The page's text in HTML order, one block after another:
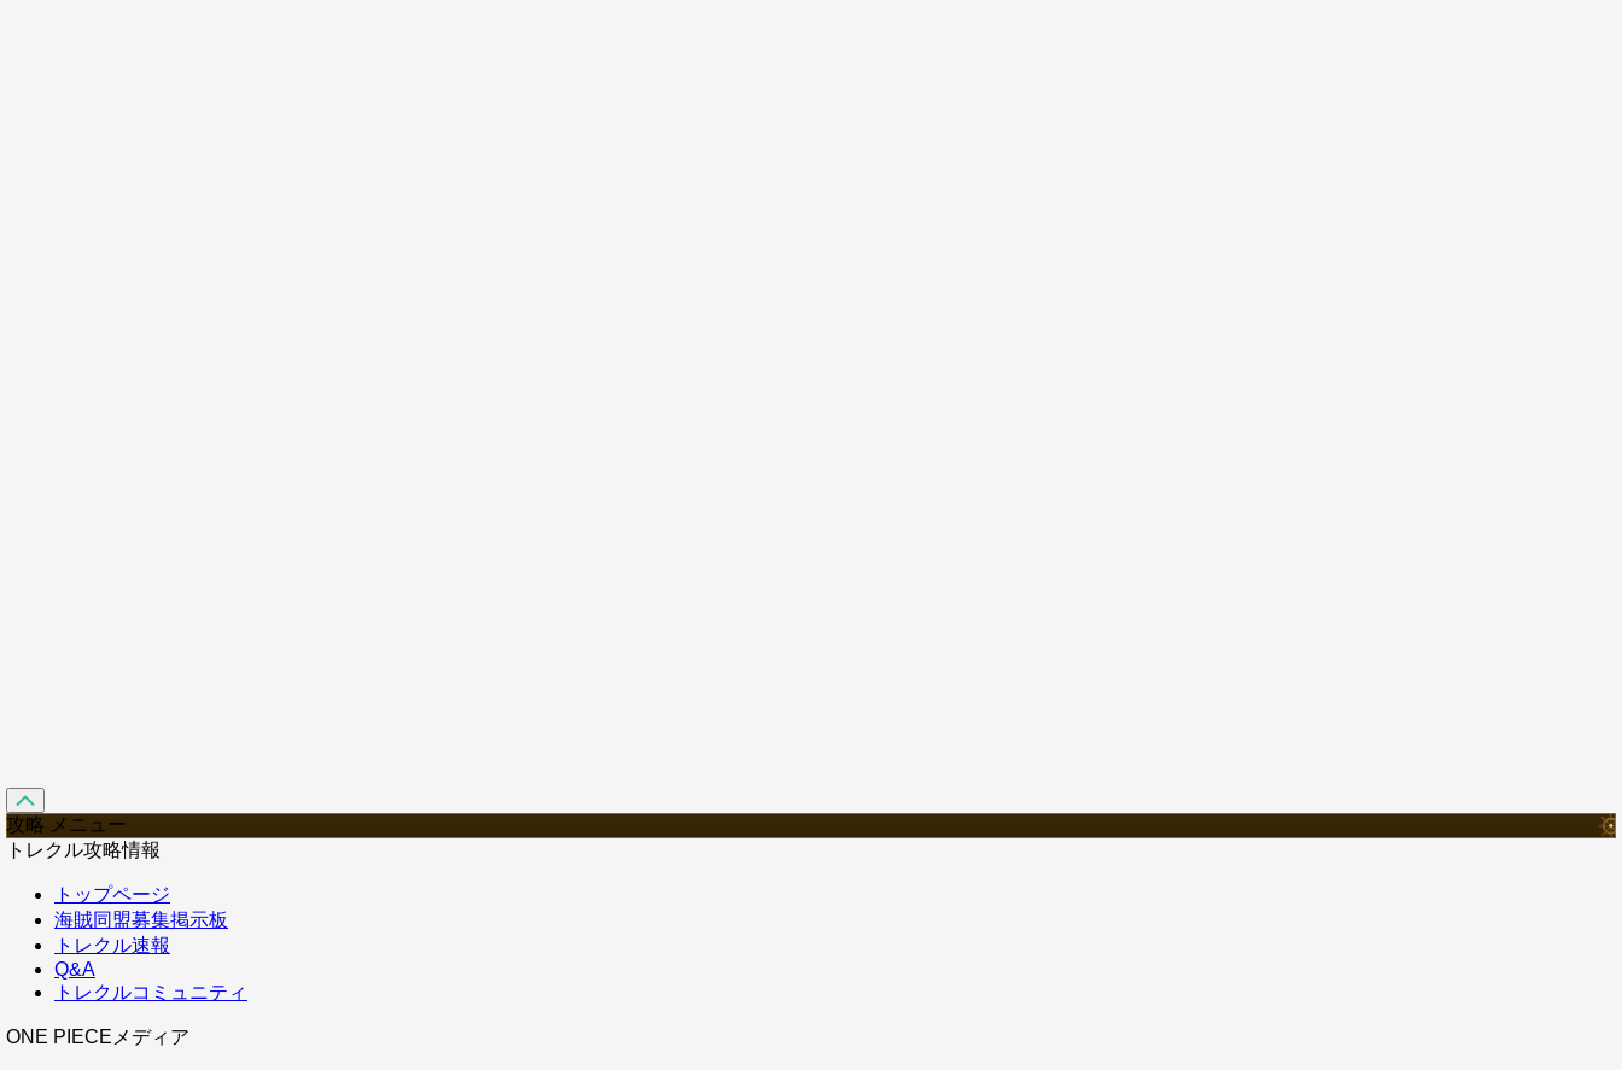
攻略 メニュー
トレクル攻略情報
トップページ
海賊同盟募集掲示板
トレクル速報
Q&A
トレクルコミュニティ
ONE PIECEメディア